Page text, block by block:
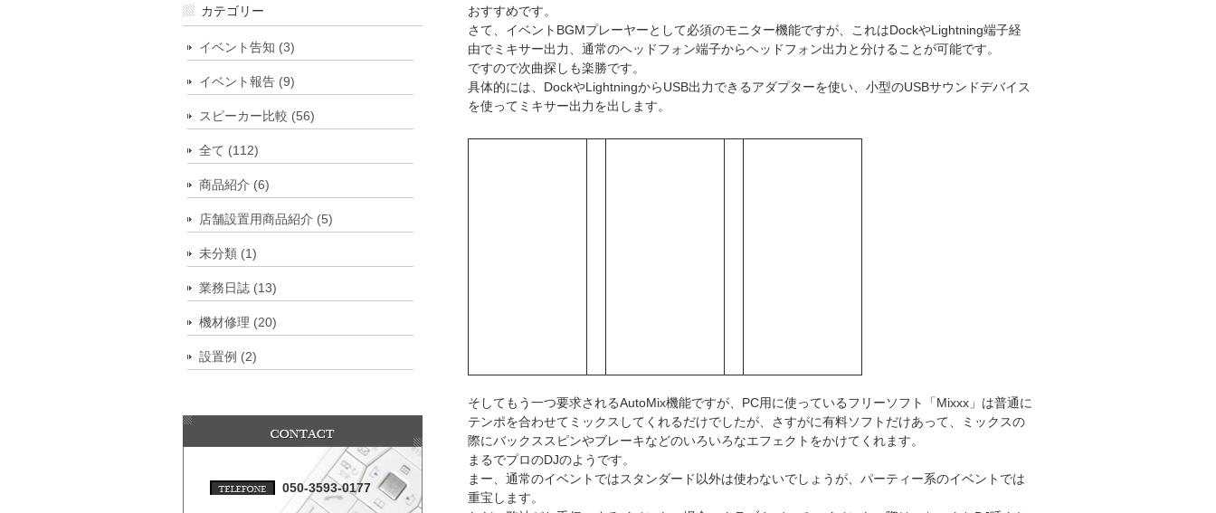
おすすめです。
さて、イベントBGMプレーヤーとして必須のモニター機能ですが、これはDockやLightning端子経
由でミキサー出力、通常のヘッドフォン端子からヘッドフォン出力と分けることが可能です。
ですので次曲探しも楽勝です。
具体的には、DockやLightningからUSB出力できるアダプターを使い、小型のUSBサウンドデバイス
を使ってミキサー出力を出します。
そしてもう一つ要求されるAutoMix機能ですが、PC用に使っているフリーソフト「Mixxx」は普通に
テンポを合わせてミックスしてくれるだけでしたが、さすがに有料ソフトだけあって、ミックスの
際にバックススピンやブレーキなどのいろいろなエフェクトをかけてくれます。
まるでプロのDJのようです。
まー、通常のイベントではスタンダード以外は使わないでしょうが、パーティー系のイベントでは
重宝します。
カテゴリー
イベント告知 (3)
イベント報告 (9)
スピーカー比較 (56)
全て (112)
商品紹介 (6)
店舗設置用商品紹介 (5)
未分類 (1)
業務日誌 (13)
機材修理 (20)
設置例 (2)
050-3593-0177